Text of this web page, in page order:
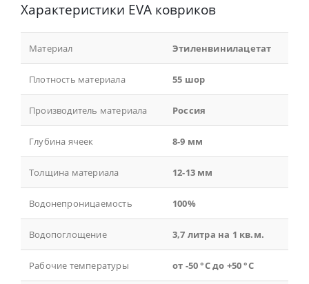
Характеристики EVA ковриков
Материал Этиленвинилацетат
Плотность материала 55 шор
Производитель материала Россия
Глубина ячеек 8-9 мм
Толщина материала 12-13 мм
Водонепроницаемость 100%
Водопоглощение 3,7 литра на 1 кв.м.
Рабочие температуры от -50 °С до +50 °С